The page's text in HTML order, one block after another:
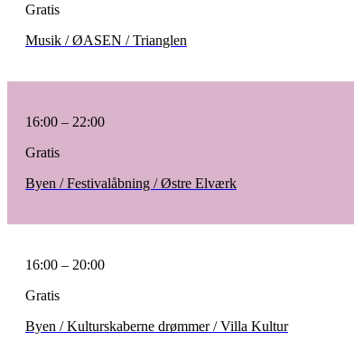
Gratis
Musik / ØASEN / Trianglen
16:00 – 22:00
Gratis
Byen / Festivalåbning / Østre Elværk
16:00 – 20:00
Gratis
Byen / Kulturskaberne drømmer / Villa Kultur